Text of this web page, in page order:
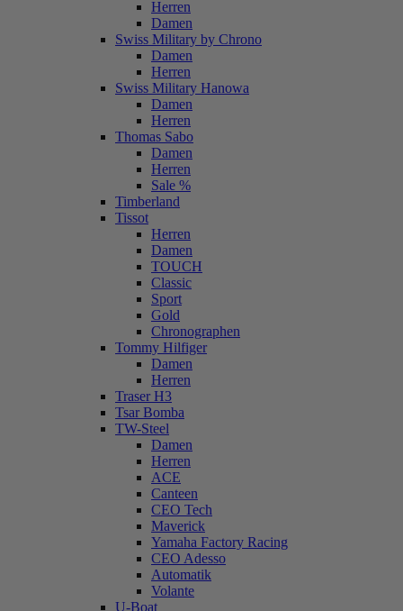
Herren
Damen
Swiss Military by Chrono
Damen
Herren
Swiss Military Hanowa
Damen
Herren
Thomas Sabo
Damen
Herren
Sale %
Timberland
Tissot
Herren
Damen
TOUCH
Classic
Sport
Gold
Chronographen
Tommy Hilfiger
Damen
Herren
Traser H3
Tsar Bomba
TW-Steel
Damen
Herren
ACE
Canteen
CEO Tech
Maverick
Yamaha Factory Racing
CEO Adesso
Automatik
Volante
U-Boat